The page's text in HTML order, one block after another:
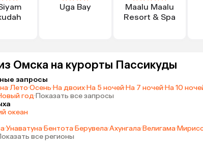
Uga Bay
Maalu Maalu
Resort & Spa
Омска на курорты Пассикуды
запросы
·Лето·Осень·На двоих·На 5 ночей·На 7 ночей·На 10
год·Показать все запросы
океан
·Унаватуна·Бентота·Берувела·Ахунгала·Велигама·
все регионы